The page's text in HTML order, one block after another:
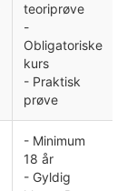
teoriprøve
-
Obligatoriske
kurs
- Praktisk
prøve
- Minimum
18 år
- Gyldig